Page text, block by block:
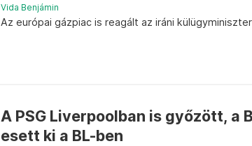
Vida Benjámin
Az európai gázpiac is reagált az iráni
A PSG Liverpoolban is győzött, a
esett ki a BL-ben